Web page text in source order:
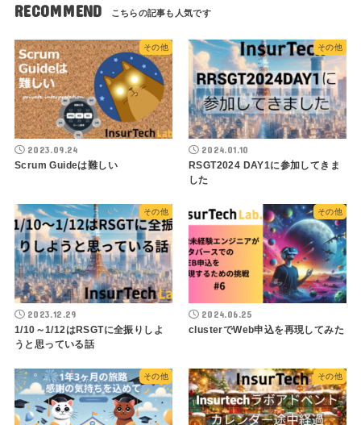
RECOMMEND
その他
2023.09.24
Scrum Guideは難しい
その他
2024.01.10
RSGT2024 DAY1に参加してきま
した
その他
2023.12.29
1/10～1/12はRSGTに全振りしよ
うと思っている話
その他
2024.06.25
clusterでWeb申込を再現してみた
その他 その他